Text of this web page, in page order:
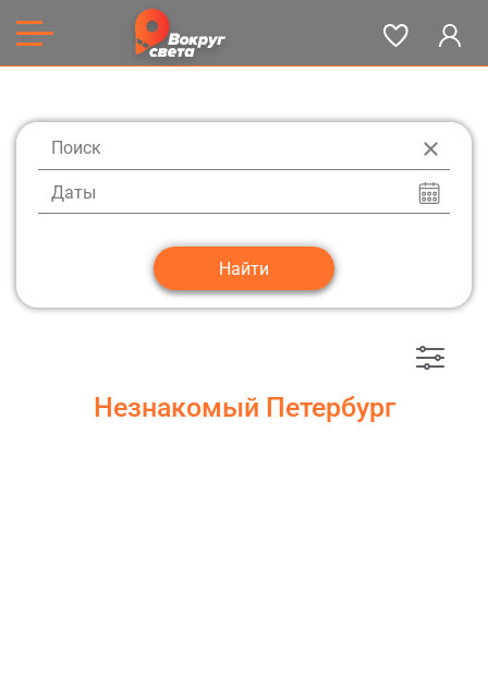
Даты
Незнакомый Петербург